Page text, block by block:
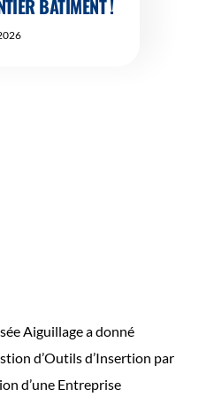
BÂTIMENT !
Aiguillage a donné
d’Outils d’Insertion par
d’une Entreprise